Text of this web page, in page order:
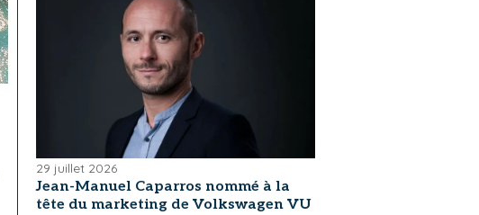
29 juillet 2026
Jean-Manuel Caparros nommé à la
tête du marketing de Volkswagen VU